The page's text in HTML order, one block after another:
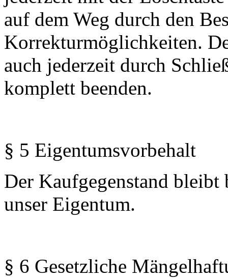
auf dem Weg durch den
Korrekturmöglichkeiten.
auch jederzeit durch
komplett beenden.
§ 5 Eigentumsvorbehalt
Der Kaufgegenstand
unser Eigentum.
§ 6 Gesetzliche